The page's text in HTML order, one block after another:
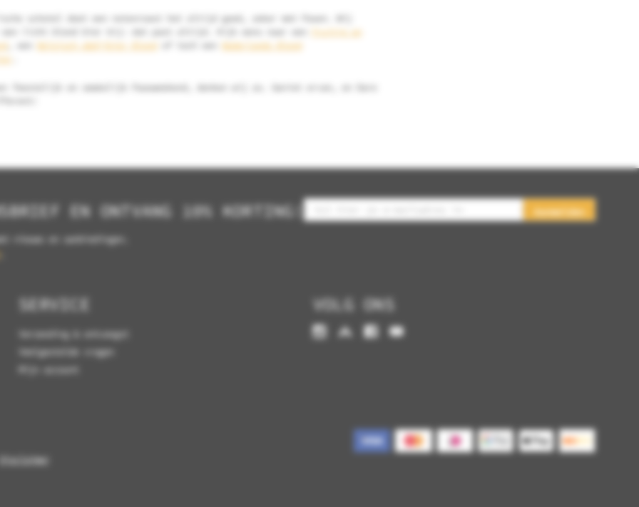
schotel doet een notenroast het altijd goed, zeker met Pasen. Wij
Fruitig en
Belgisch abdijbier Blond
Nederlands Blond
feestelijk en smakelijk Paasweekend, denken wij zo. Geniet ervan, en Dare
EN ONTVANG 10% KORTING!
en aanbiedingen.
Aanmelden
SERVICE
Verzending & ontvangst
Veelgestelde vragen
Mijn account
VOLG ONS
Disclaimer